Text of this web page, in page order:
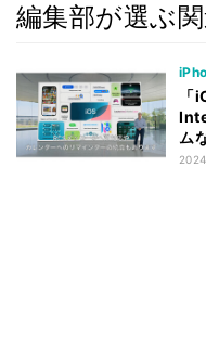
編集部が選ぶ
ム